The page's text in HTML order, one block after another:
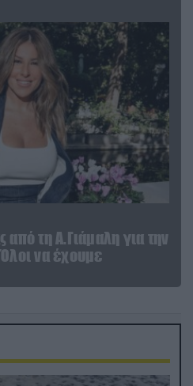
από τη Α.Γιάμαλη για την
να έχουμε